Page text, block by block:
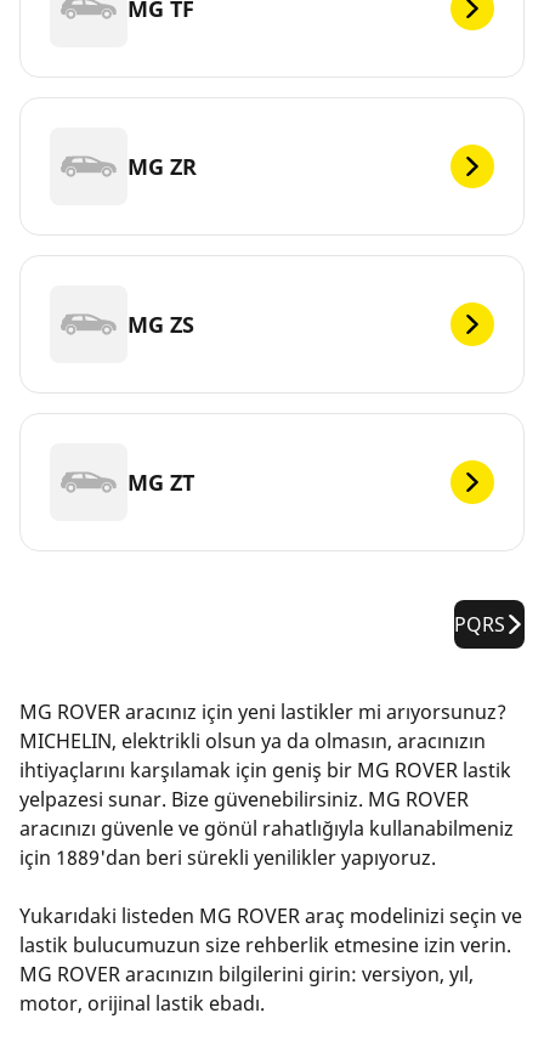
MG TF
MG ZR
MG ZS
MG ZT
PQRS
MG ROVER aracınız için yeni lastikler mi arıyorsunuz?
MICHELIN, elektrikli olsun ya da olmasın, aracınızın
ihtiyaçlarını karşılamak için geniş bir MG ROVER lastik
yelpazesi sunar. Bize güvenebilirsiniz. MG ROVER
aracınızı güvenle ve gönül rahatlığıyla kullanabilmeniz
için 1889'dan beri sürekli yenilikler yapıyoruz.
Yukarıdaki listeden MG ROVER araç modelinizi seçin ve
lastik bulucumuzun size rehberlik etmesine izin verin.
MG ROVER aracınızın bilgilerini girin: versiyon, yıl,
motor, orijinal lastik ebadı.